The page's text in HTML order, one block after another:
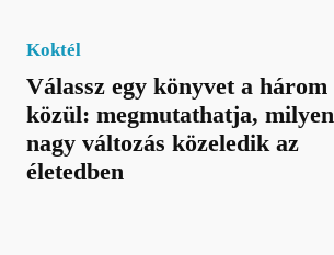
Koktél
Válassz egy könyvet a három
közül: megmutathatja, milyen
nagy változás közeledik az
életedben